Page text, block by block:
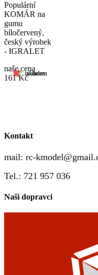
skladem
skladem
Populární
KOMÁR na
gumu
bíločervený,
český výrobek
- IGRALET
naše cena
161 Kčna dotaz
Kontakt
mail: rc-
Tel.: 721 957 036
Naši dopravci